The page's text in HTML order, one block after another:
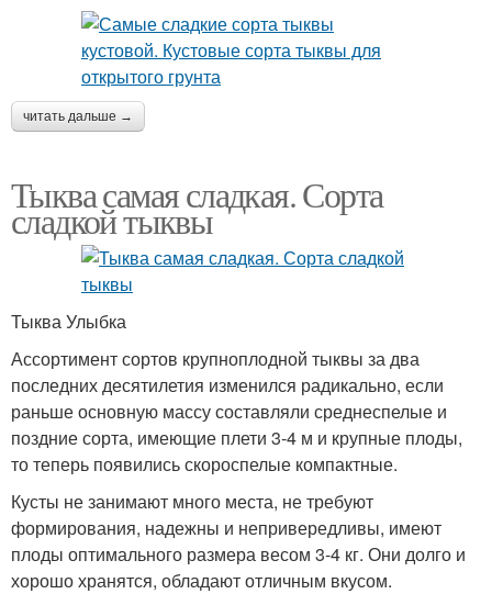
читать дальше →
Тыква самая сладкая. Сорта
сладкой тыквы
Тыква Улыбка
Ассортимент сортов крупноплодной тыквы за два
последних десятилетия изменился радикально, если
раньше основную массу составляли среднеспелые и
поздние сорта, имеющие плети 3-4 м и крупные плоды,
то теперь появились скороспелые компактные.
Кусты не занимают много места, не требуют
формирования, надежны и непривередливы, имеют
плоды оптимального размера весом 3-4 кг. Они долго и
хорошо хранятся, обладают отличным вкусом.